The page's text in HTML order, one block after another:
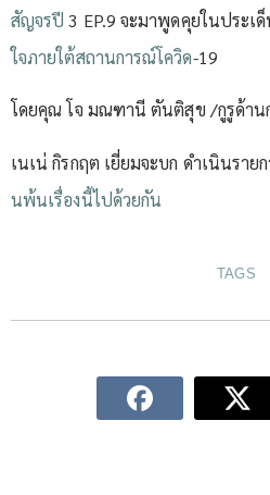
สัญจรปี 3 EP.9 จะมาพูดคุยในประเ
ใจภายใต้สถานการณ์โควิด-19
โดยคุณ โจ มณฑานี ตันติสุข /กูรูด้าน
เนเน่ กิรกฤต เยี่ยมจะบก ดำเนินรายก
นพ้นเรื่องนี้ไปด้วยกัน
TAGS